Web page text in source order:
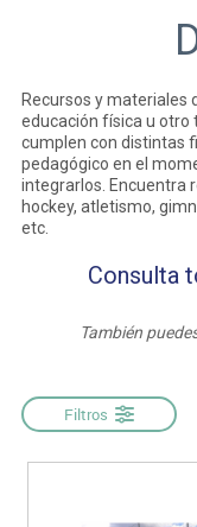
Recursos y materiales
educación física u otro
cumplen con distintas
pedagógico en el
integrarlos. Encuentra
hockey, atletismo,
etc.
Consulta
También
Filtros